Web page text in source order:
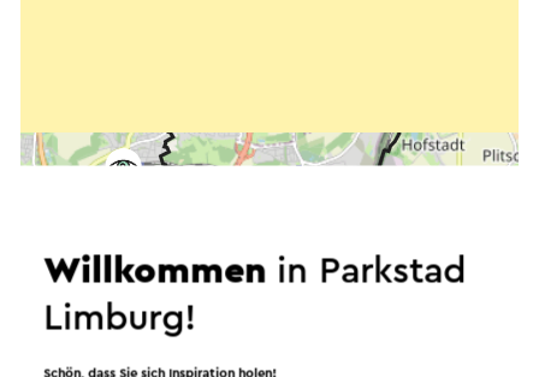
Willkommen in Parkstad
Limburg!
Schön, dass Sie sich Inspiration holen!